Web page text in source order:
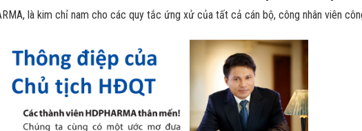
là kim chỉ nam cho các quy tắc ứng xử của tất cả cán bộ, công nhân viên